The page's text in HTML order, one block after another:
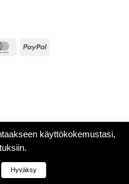
MasterCardPayPal
Teddypost.com
käyttökokemustasi,
Hyväksy